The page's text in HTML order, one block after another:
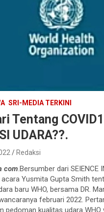
SRI-MEDIA TERKINI
Tentang
UDARA??.
Redaksi
com.Bersumber dari SEIENCE
Yusmita Gupta Smith
baru WHO, bersama DR.
februari 2022.
pedoman kualitas udara WHO